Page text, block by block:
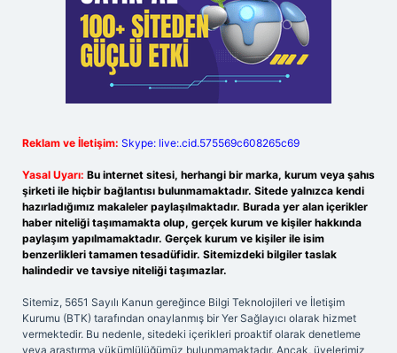
Reklam ve İletişim: Skype: live:.cid.575569c608265c69
Yasal Uyarı: Bu internet sitesi, herhangi bir marka, kurum veya şahıs
şirketi ile hiçbir bağlantısı bulunmamaktadır. Sitede yalnızca kendi
hazırladığımız makaleler paylaşılmaktadır. Burada yer alan içerikler
haber niteliği taşımamakta olup, gerçek kurum ve kişiler hakkında
paylaşım yapılmamaktadır. Gerçek kurum ve kişiler ile isim
benzerlikleri tamamen tesadüfidir. Sitemizdeki bilgiler taslak
halindedir ve tavsiye niteliği taşımazlar.
Sitemiz, 5651 Sayılı Kanun gereğince Bilgi Teknolojileri ve İletişim
Kurumu (BTK) tarafından onaylanmış bir Yer Sağlayıcı olarak hizmet
vermektedir. Bu nedenle, sitedeki içerikleri proaktif olarak denetleme
veya araştırma yükümlülüğümüz bulunmamaktadır. Ancak, üyelerimiz